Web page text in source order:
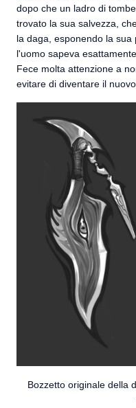
dopo che un ladro di
trovato la sua salvezza,
la daga, esponendo la
l'uomo sapeva
Fece molta attenzione a
evitare di diventare il
Bozzetto originale della